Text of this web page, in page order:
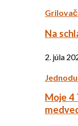
Na
2. júla
Moje 4